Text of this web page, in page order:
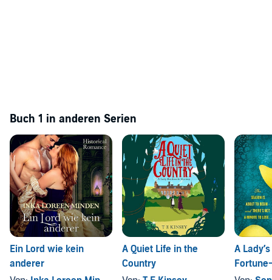
Buch 1 in anderen Serien
Ein Lord wie kein
anderer
A Quiet Life in the
Country
A